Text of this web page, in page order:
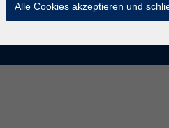
Alle Cookies akzeptieren und